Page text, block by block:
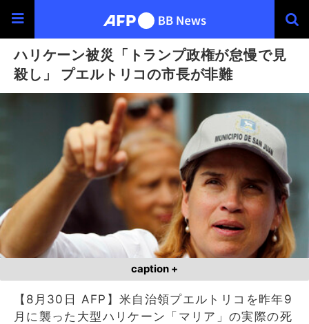
ハリケーン被災「トランプ政権が怠慢で見
殺し」 プエルトリコの市長が非難
caption +
【8月30日 AFP】米自治領プエルトリコを昨年9
月に襲った大型ハリケーン「マリア」の実際の死